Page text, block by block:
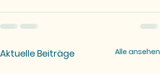
Aktuelle Beiträge Alle ansehen